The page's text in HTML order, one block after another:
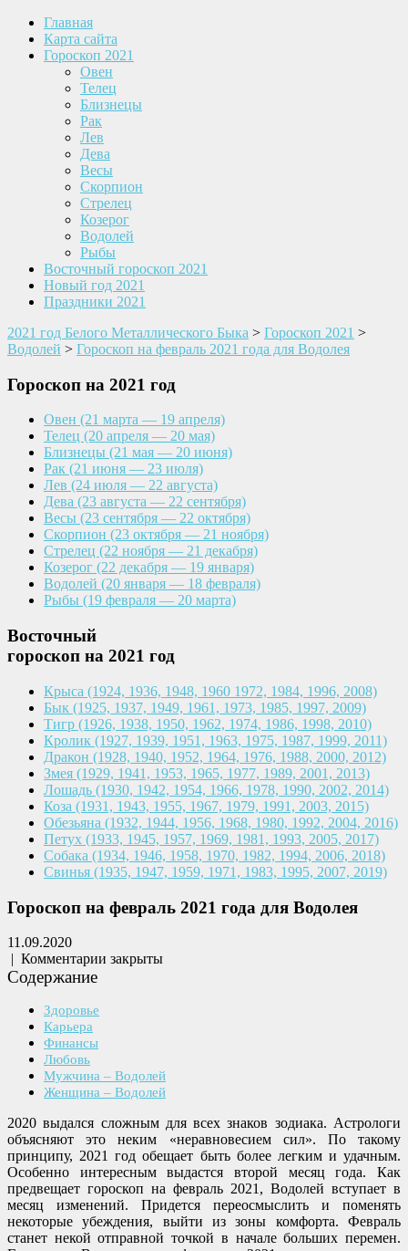
Главная
Карта сайта
Гороскоп 2021
Овен
Телец
Близнецы
Рак
Лев
Дева
Весы
Скорпион
Стрелец
Козерог
Водолей
Рыбы
Восточный гороскоп 2021
Новый год 2021
Праздники 2021
2021 год Белого Металлического Быка > Гороскоп 2021 >
Водолей > Гороскоп на февраль 2021 года для Водолея
Гороскоп на 2021 год
Овен (21 марта — 19 апреля)
Телец (20 апреля — 20 мая)
Близнецы (21 мая — 20 июня)
Рак (21 июня — 23 июля)
Лев (24 июля — 22 августа)
Дева (23 августа — 22 сентября)
Весы (23 сентября — 22 октября)
Скорпион (23 октября — 21 ноября)
Стрелец (22 ноября — 21 декабря)
Козерог (22 декабря — 19 января)
Водолей (20 января — 18 февраля)
Рыбы (19 февраля — 20 марта)
Восточный
гороскоп на 2021 год
Крыса (1924, 1936, 1948, 1960 1972, 1984, 1996, 2008)
Бык (1925, 1937, 1949, 1961, 1973, 1985, 1997, 2009)
Тигр (1926, 1938, 1950, 1962, 1974, 1986, 1998, 2010)
Кролик (1927, 1939, 1951, 1963, 1975, 1987, 1999, 2011)
Дракон (1928, 1940, 1952, 1964, 1976, 1988, 2000, 2012)
Змея (1929, 1941, 1953, 1965, 1977, 1989, 2001, 2013)
Лошадь (1930, 1942, 1954, 1966, 1978, 1990, 2002, 2014)
Коза (1931, 1943, 1955, 1967, 1979, 1991, 2003, 2015)
Обезьяна (1932, 1944, 1956, 1968, 1980, 1992, 2004, 2016)
Петух (1933, 1945, 1957, 1969, 1981, 1993, 2005, 2017)
Собака (1934, 1946, 1958, 1970, 1982, 1994, 2006, 2018)
Свинья (1935, 1947, 1959, 1971, 1983, 1995, 2007, 2019)
Гороскоп на февраль 2021 года для Водолея
11.09.2020
| Комментарии закрыты
Содержание
Здоровье
Карьера
Финансы
Любовь
Мужчина – Водолей
Женщина – Водолей
2020 выдался сложным для всех знаков зодиака. Астрологи
объясняют это неким «неравновесием сил». По такому
принципу, 2021 год обещает быть более легким и удачным.
Особенно интересным выдастся второй месяц года. Как
предвещает гороскоп на февраль 2021, Водолей вступает в
месяц изменений. Придется переосмыслить и поменять
некоторые убеждения, выйти из зоны комфорта. Февраль
станет некой отправной точкой в начале больших перемен.